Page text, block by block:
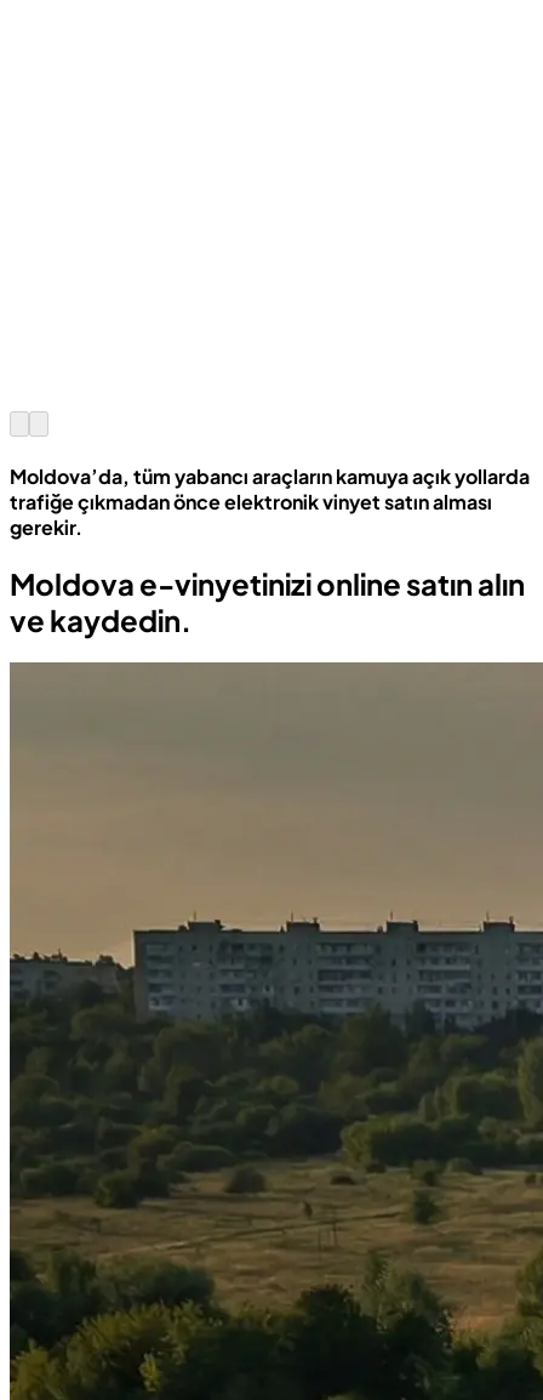
Moldova’da, tüm yabancı araçların kamuya açık yollarda
trafiğe çıkmadan önce elektronik vinyet satın alması
gerekir.
Moldova e-vinyetinizi online satın alın
ve kaydedin.